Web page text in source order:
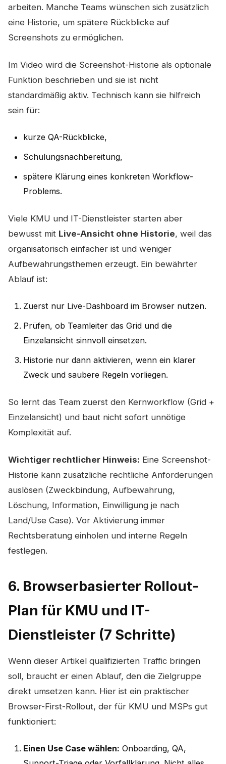
arbeiten. Manche Teams wünschen sich zusätzlich
eine Historie, um spätere Rückblicke auf
Screenshots zu ermöglichen.
Im Video wird die Screenshot-Historie als optionale
Funktion beschrieben und sie ist nicht
standardmäßig aktiv. Technisch kann sie hilfreich
sein für:
kurze QA-Rückblicke,
Schulungsnachbereitung,
spätere Klärung eines konkreten Workflow-
Problems.
Viele KMU und IT-Dienstleister starten aber
bewusst mit Live-Ansicht ohne Historie, weil das
organisatorisch einfacher ist und weniger
Aufbewahrungsthemen erzeugt. Ein bewährter
Ablauf ist:
Zuerst nur Live-Dashboard im Browser nutzen.
Prüfen, ob Teamleiter das Grid und die
Einzelansicht sinnvoll einsetzen.
Historie nur dann aktivieren, wenn ein klarer
Zweck und saubere Regeln vorliegen.
So lernt das Team zuerst den Kernworkflow (Grid +
Einzelansicht) und baut nicht sofort unnötige
Komplexität auf.
Wichtiger rechtlicher Hinweis: Eine Screenshot-
Historie kann zusätzliche rechtliche Anforderungen
auslösen (Zweckbindung, Aufbewahrung,
Löschung, Information, Einwilligung je nach
Land/Use Case). Vor Aktivierung immer
Rechtsberatung einholen und interne Regeln
festlegen.
6. Browserbasierter Rollout-
Plan für KMU und IT-
Dienstleister (7 Schritte)
Wenn dieser Artikel qualifizierten Traffic bringen
soll, braucht er einen Ablauf, den die Zielgruppe
direkt umsetzen kann. Hier ist ein praktischer
Browser-First-Rollout, der für KMU und MSPs gut
funktioniert:
Einen Use Case wählen: Onboarding, QA,